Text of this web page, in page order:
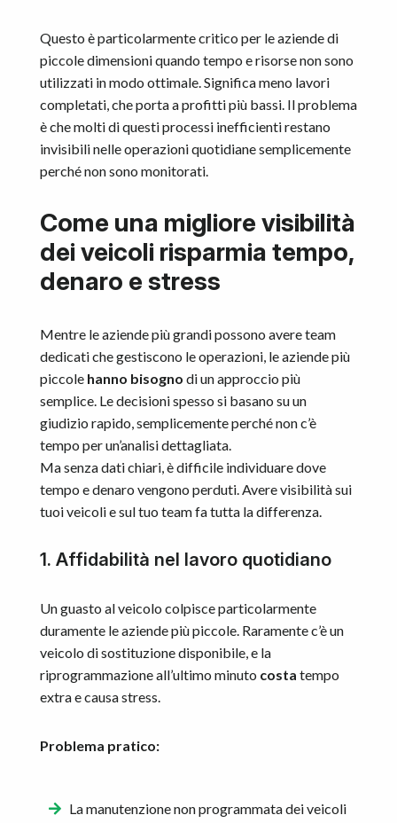
Questo è particolarmente critico per le aziende di
piccole dimensioni quando tempo e risorse non sono
utilizzati in modo ottimale. Significa meno lavori
completati, che porta a profitti più bassi. Il problema
è che molti di questi processi inefficienti restano
invisibili nelle operazioni quotidiane semplicemente
perché non sono monitorati.
Come una migliore visibilità
dei veicoli risparmia tempo,
denaro e stress
Mentre le aziende più grandi possono avere team
dedicati che gestiscono le operazioni, le aziende più
piccole hanno bisogno di un approccio più
semplice. Le decisioni spesso si basano su un
giudizio rapido, semplicemente perché non c’è
tempo per un’analisi dettagliata.
Ma senza dati chiari, è difficile individuare dove
tempo e denaro vengono perduti. Avere visibilità sui
tuoi veicoli e sul tuo team fa tutta la differenza.
1. Affidabilità nel lavoro quotidiano
Un guasto al veicolo colpisce particolarmente
duramente le aziende più piccole. Raramente c’è un
veicolo di sostituzione disponibile, e la
riprogrammazione all’ultimo minuto costa tempo
extra e causa stress.
Problema pratico:
La manutenzione non programmata dei veicoli